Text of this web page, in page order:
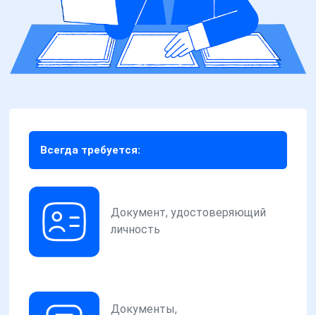
Всегда требуется:
Документ, удостоверяющий
личность
Документы,